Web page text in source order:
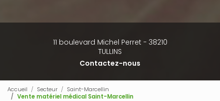
11 boulevard Michel Perret - 38210
TULLINS
Contactez-nous
Accueil Secteur
Saint-Marcellin
Vente matériel médical Saint-Marcellin